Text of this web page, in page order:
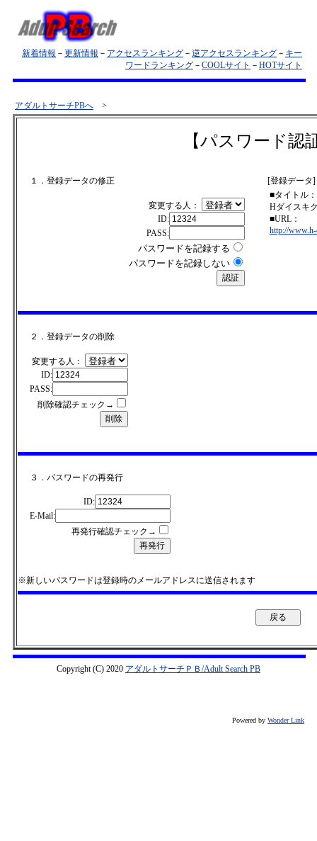
新着情報 － 更新情報 － アクセスランキング － 逆アクセスランキング － キー
ワードランキング － COOLサイト － HOTサイト
アダルトサーチPBへ>
【パスワード認
１．登録データの修正
変更する人：
ID:
PASS:
パスワードを記録する
パスワードを記録しない
[登録データ]
■タイトル：
Hダイスキ
■URL：
http://
２．登録データの削除
変更する人：
ID:
PASS:
削除確認チェック→
３．パスワードの再発行
ID:
E-Mail:
再発行確認チェック→
※新しいパスワードは登録時のメールアドレスに送信されます
Copyright (C) 2020 アダルトサーチＰＢ/Adult Search PB
Powered byWonder Link